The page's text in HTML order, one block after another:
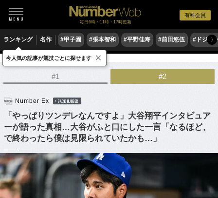
有料会員
毎日6時・11時・17時更新
ランキング 名作 #甲子園 #張本智和 #平野佳寿 #前田悠伍 #ドジャ
〉
野球 MLB
#1 #2
Number Ex BACK NUMBER
「やっぱりツンデレなんですよ」大谷翔平インタビュア
ーが語った真相…大谷がふと口にした一言「なるほど、
で終わったら僕は見限られていたかも…」
今人気の記事が競技ごとに探せます ×